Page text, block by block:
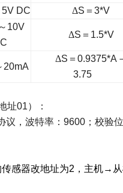
5V DC ΔS ＝3*V
～ 10V
ΔS ＝ 1.5*V
20mA
ΔS ＝0.9375*A
3.75
址01）：
议，波特率： 9600； 校验
传感器改地址为2 ，主机→